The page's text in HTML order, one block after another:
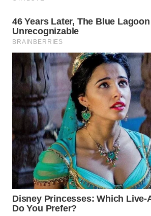
WALINKI
ID
MAWAKA
ID
MARTABAT
NET
PLN
WATCH
MKLI
LPKKI